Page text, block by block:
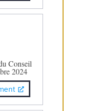
Conseil
2024